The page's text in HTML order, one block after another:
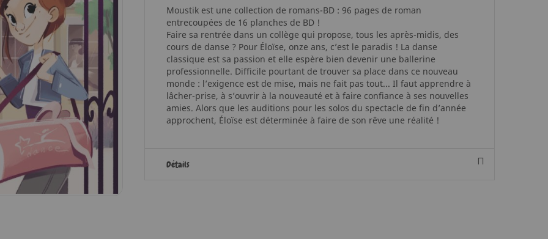
Moustik est une collection de romans-BD : 96 pages de roman
entrecoupées de 16 planches de BD !
Faire sa rentrée dans un collège qui propose, tous les après-midis, des
cours de danse ? Pour Éloïse, onze ans, c’est le paradis ! La danse
classique est sa passion et elle espère bien devenir une ballerine
professionnelle. Difficile pourtant de trouver sa place dans ce nouveau
monde : l’exigence est de mise, mais ne fait pas tout... Il faut apprendre à
lâcher-prise, à s’ouvrir à la nouveauté et à faire confiance à ses nouvelles
amies. Alors que les auditions pour les solos du spectacle de fin d’année
approchent, Éloïse est déterminée à faire de son rêve une réalité !
Détails